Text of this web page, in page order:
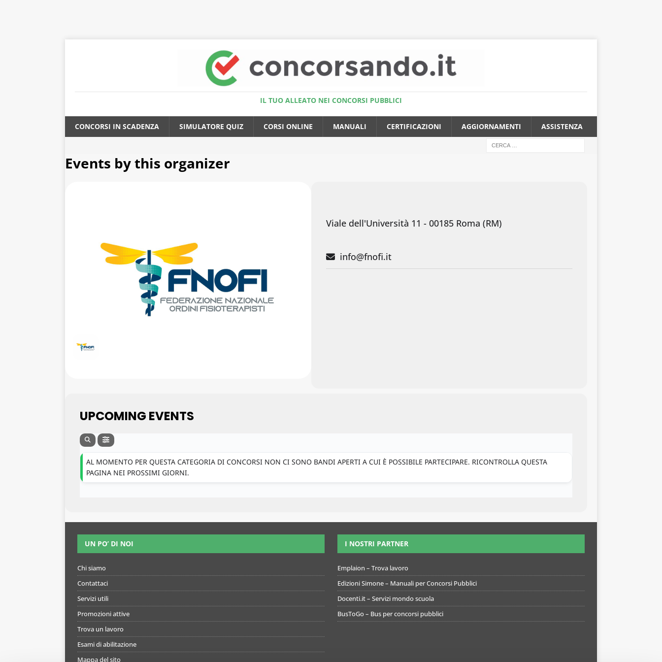
IL TUO ALLEATO NEI CONCORSI PUBBLICI
CONCORSI IN SCADENZA SIMULATORE QUIZ CORSI ONLINE MANUALI CERTIFICAZIONI AGGIORNAMENTI ASSISTENZA
Events by this organizer
Viale dell'Università 11 - 00185 Roma (RM)
info@fnofi.it
UPCOMING EVENTS
AL MOMENTO PER QUESTA CATEGORIA DI CONCORSI NON CI SONO BANDI APERTI A CUI È POSSIBILE PARTECIPARE. RICONTROLLA QUESTA
PAGINA NEI PROSSIMI GIORNI.
UN PO’ DI NOI
Chi siamo
Contattaci
Servizi utili
Promozioni attive
Trova un lavoro
Esami di abilitazione
Mappa del sito
I NOSTRI PARTNER
Emplaion – Trova lavoro
Edizioni Simone – Manuali per Concorsi Pubblici
Docenti.it – Servizi mondo scuola
BusToGo – Bus per concorsi pubblici